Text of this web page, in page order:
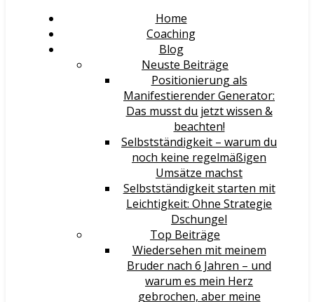
Home
Coaching
Blog
Neuste Beiträge
Positionierung als
Manifestierender Generator:
Das musst du jetzt wissen &
beachten!
Selbstständigkeit – warum du
noch keine regelmäßigen
Umsätze machst
Selbstständigkeit starten mit
Leichtigkeit: Ohne Strategie
Dschungel
Top Beiträge
Wiedersehen mit meinem
Bruder nach 6 Jahren – und
warum es mein Herz
gebrochen, aber meine